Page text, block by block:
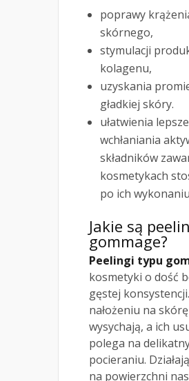
poprawy
skórnego,
stymulacji
kolagenu,
uzyskania
gładkiej skóry.
ułatwienia
wchłaniania
składników
kosmetykach
po ich
Jakie są
gommage?
Peelingi typu
kosmetyki o dość
gęstej
nałożeniu na skórę
wysychają, a ich
polega na
pocieraniu.
na powierzchni